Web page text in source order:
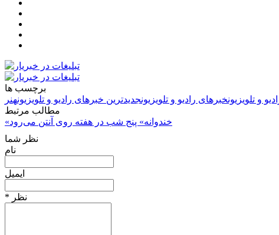
برچسب ها
و تلویزیونخبرهای رادیو و تلویزیونجدیدترین خبرهای رادیو و تلویزیونهنر
مطالب مرتبط
«خندوانه» پنج شب در هفته روی آنتن می‌رود
نظر شما
نام
ایمیل
* نظر